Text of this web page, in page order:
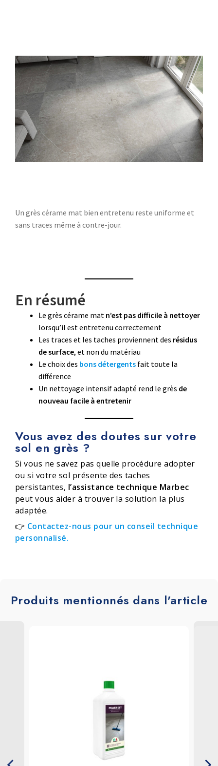
Un grès cérame mat bien entretenu reste uniforme et
sans traces même à contre-jour.
En résumé
Le grès cérame mat n’est pas difficile à nettoyer
lorsqu’il est entretenu correctement
Les traces et les taches proviennent des résidus
de surface, et non du matériau
Le choix des bons détergents fait toute la
différence
Un nettoyage intensif adapté rend le grès de
nouveau facile à entretenir
Vous avez des doutes sur votre
sol en grès ?
Si vous ne savez pas quelle procédure adopter
ou si votre sol présente des taches
persistantes, l’assistance technique Marbec
peut vous aider à trouver la solution la plus
adaptée.
👉 Contactez-nous pour un conseil technique
personnalisé.
Produits mentionnés dans l'article